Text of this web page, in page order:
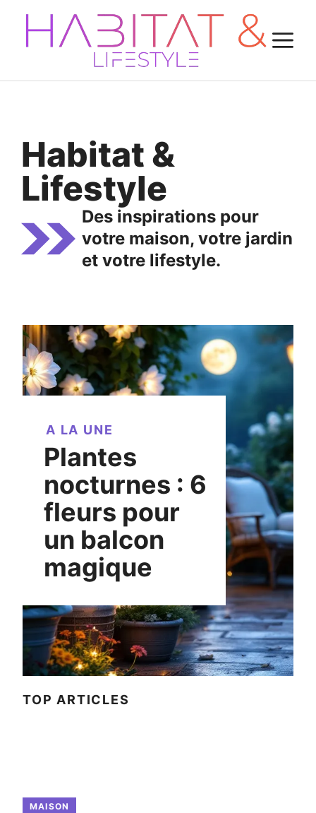
contenu
Habitat &
Lifestyle
Des inspirations pour
votre maison, votre jardin
et votre lifestyle.
A LA UNE
Plantes
nocturnes : 6
fleurs pour
un balcon
magique
TOP ARTICLES
MAISON